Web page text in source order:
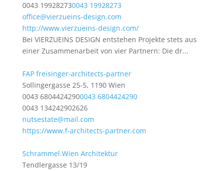
0043 199282730043 19928273
office@vierzueins-design.com
http://www.vierzueins-design.com/
Bei VIERZUEINS DESIGN entstehen Projekte stets aus
einer Zusammenarbeit von vier Partnern: Die dr...
FAP freisinger-architects-partner
Sollingergasse 25-5, 1190 Wien
0043 68044242900043 6804424290
0043 134242902626
nutsestate@mail.com
https://www.f-architects-partner.com
Schrammel.Wien Architektur
Tendlergasse 13/19